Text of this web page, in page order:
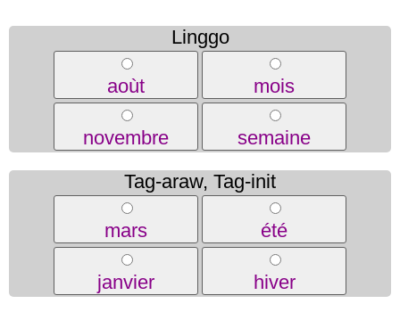
Linggo
aoùt mois
novembre
semaine
Tag-araw, Tag-init
mars été
janvier
hiver